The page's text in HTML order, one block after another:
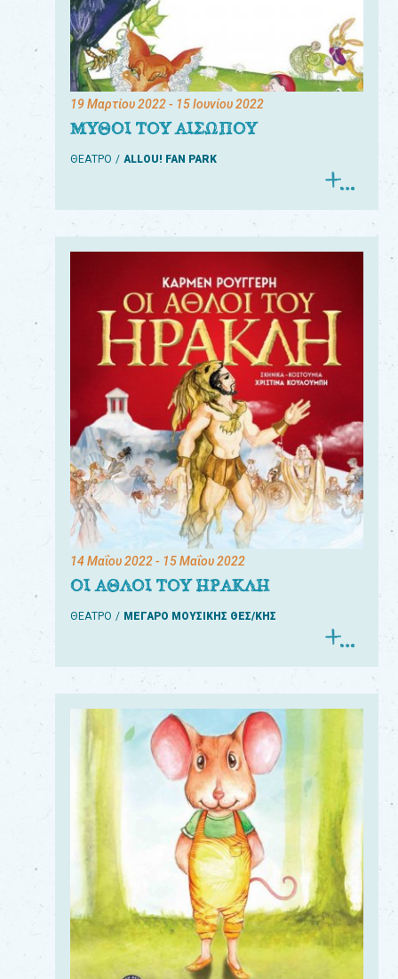
19 Μαρτίου 2022- 15 Ιουνίου 2022
ΜΥΘΟΙ ΤΟΥ ΑΙΣΩΠΟΥ
ΘΕΑΤΡΟ ALLOU! FAN PARK
14 Μαΐου 2022- 15 Μαΐου 2022
ΟΙ ΑΘΛΟΙ ΤΟΥ ΗΡΑΚΛΗ
ΘΕΑΤΡΟ ΜΕΓΑΡΟ ΜΟΥΣΙΚΗΣ ΘΕΣ/ΚΗΣ